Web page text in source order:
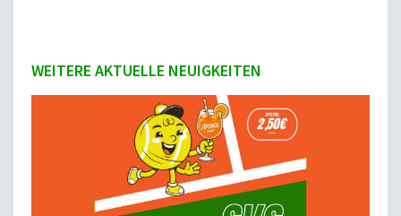
WEITERE AKTUELLE NEUIGKEITEN